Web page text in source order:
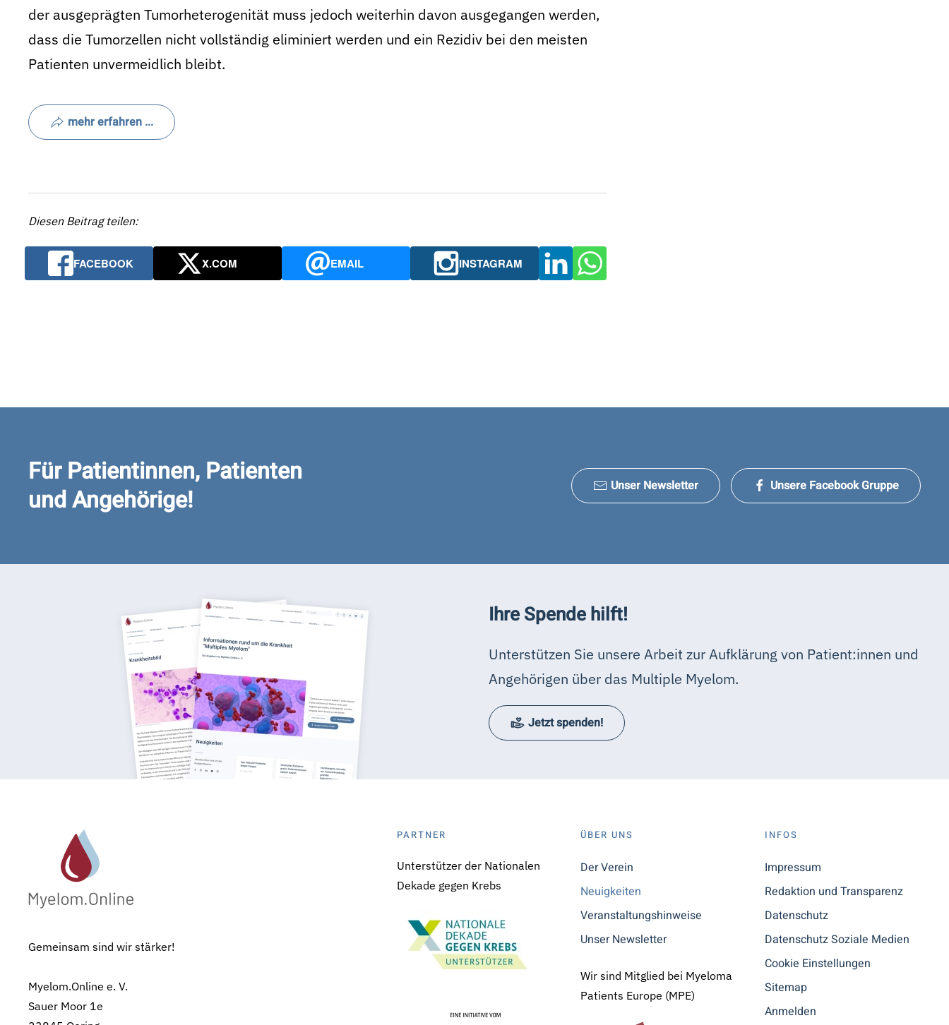
der ausgeprägten Tumorheterogenität muss jedoch weiterhin davon ausgegangen werden,
dass die Tumorzellen nicht vollständig eliminiert werden und ein Rezidiv bei den meisten
Patienten unvermeidlich bleibt.
mehr erfahren ...
Diesen Beitrag teilen:
FACEBOOK X.COM EMAIL INSTAGRAM
Für Patientinnen, Patienten
und Angehörige!
Unser Newsletter Unsere Facebook Gruppe
Ihre Spende hilft!
Unterstützen Sie unsere Arbeit zur Aufklärung von Patient:innen und
Angehörigen über das Multiple Myelom.
Jetzt spenden!
Gemeinsam sind wir stärker!
Myelom.Online e. V.
Sauer Moor 1e
PARTNER
Unterstützer der Nationalen
Dekade gegen Krebs
ÜBER UNS
Der Verein
Neuigkeiten
Veranstaltungshinweise
Unser Newsletter
Wir sind Mitglied bei Myeloma
Patients Europe (MPE)
INFOS
Impressum
Redaktion und Transparenz
Datenschutz
Datenschutz Soziale Medien
Cookie Einstellungen
Sitemap
Anmelden